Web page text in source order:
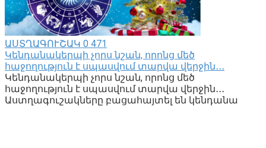
ԱՍՏՂԱԳՈՒՇԱԿ 0 471
Կենդանակերպի չորս նշան, որոնց մեծ
հաջողություն է սպասվում տարվա վերջին․․․
Կենդանակերպի չորս նշան, որոնց մեծ
հաջողություն է սպասվում տարվա վերջին․․․
Աստղագուշակները բացահայտել են կենդանա